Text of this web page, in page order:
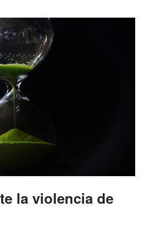
la violencia de